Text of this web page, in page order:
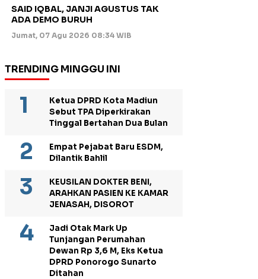
SAID IQBAL, JANJI AGUSTUS TAK
ADA DEMO BURUH
Jumat, 07 Agu 2026 08:34 WIB
TRENDING MINGGU INI
Ketua DPRD Kota Madiun
Sebut TPA Diperkirakan
Tinggal Bertahan Dua Bulan
Empat Pejabat Baru ESDM,
Dilantik Bahlil
KEUSILAN DOKTER BENI,
ARAHKAN PASIEN KE KAMAR
JENASAH, DISOROT
Jadi Otak Mark Up
Tunjangan Perumahan
Dewan Rp 3,6 M, Eks Ketua
DPRD Ponorogo Sunarto
Ditahan